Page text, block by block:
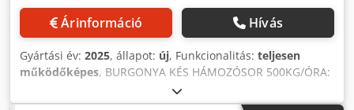
Árinformáció Hívás
Gyártási év: 2025, állapot: új, Funkcionalitás: teljesen
működőképes, BURGONYA KÉS HÁMOZÓSOR 500KG/ÓRA:
GYÖKÉRZÖLDSÉG HÁMOZÓ RP800 A Zöldség- és
Gyökérpolírozó/Mosó hatékony tisztításra és opcionális